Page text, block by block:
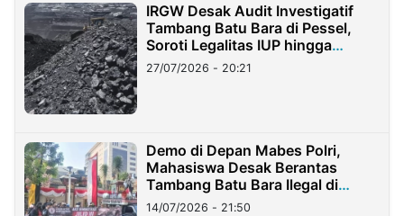
IRGW Desak Audit Investigatif
Tambang Batu Bara di Pessel,
Soroti Legalitas IUP hingga
Stockpile
27/07/2026 - 20:21
Demo di Depan Mabes Polri,
Mahasiswa Desak Berantas
Tambang Batu Bara Ilegal di
Lampung
14/07/2026 - 21:50